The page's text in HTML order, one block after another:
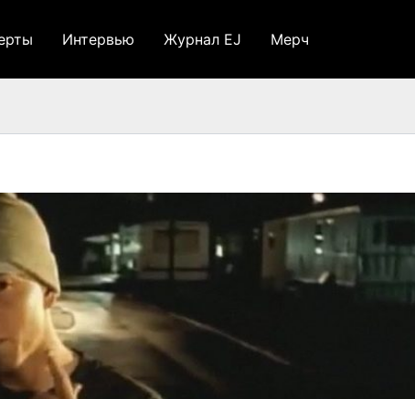
Интервью Журнал EJ Мерч